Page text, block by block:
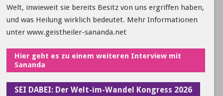
Welt, inwieweit sie bereits Besitz von uns ergriffen haben,
und was Heilung wirklich bedeutet. Mehr Informationen
unter www.geistheiler-sananda.net
Hier geht es zu einem weiteren Interview mit
Sananda
SEI DABEI: Der Welt-im-Wandel Kongress 2026